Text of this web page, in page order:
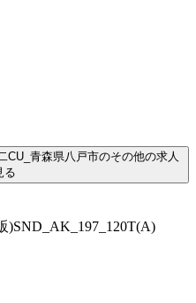
CU_青森県八戸市のその他の求人
る
)SND_AK_197_120T(A)